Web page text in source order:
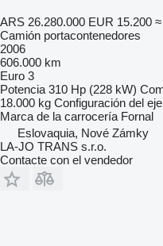
ARS 26.280.000 EUR 15.200
Camión portacontenedores
2006
606.000 km
Euro 3
Potencia 310 Hp (228 kW)
18.000 kg Configuración del eje
Marca de la carrocería Fornal
Eslovaquia, Nové Zámky
LA-JO TRANS s.r.o.
Contacte con el vendedor